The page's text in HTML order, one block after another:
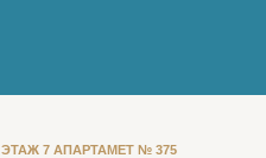
ЭТАЖ 7 АПАРТАМЕТ № 375